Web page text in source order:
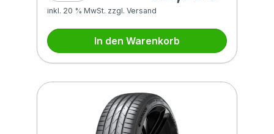
inkl. 20 % MwSt. zzgl. Versand
In den Warenkorb